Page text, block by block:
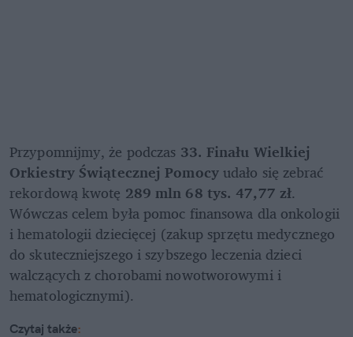
Przypomnijmy, że podczas 33. Finału Wielkiej
Orkiestry Świątecznej Pomocy udało się zebrać
rekordową kwotę 289 mln 68 tys. 47,77 zł.
Wówczas celem była pomoc finansowa dla onkologii
i hematologii dziecięcej (zakup sprzętu medycznego
do skuteczniejszego i szybszego leczenia dzieci
walczących z chorobami nowotworowymi i
hematologicznymi).
Czytaj także: